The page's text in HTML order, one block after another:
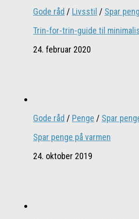
Gode råd / Livsstil / Spar
Trin-for-trin-guide til
24. februar 2020
Gode råd / Penge / Spar
Spar penge på varmen
24. oktober 2019